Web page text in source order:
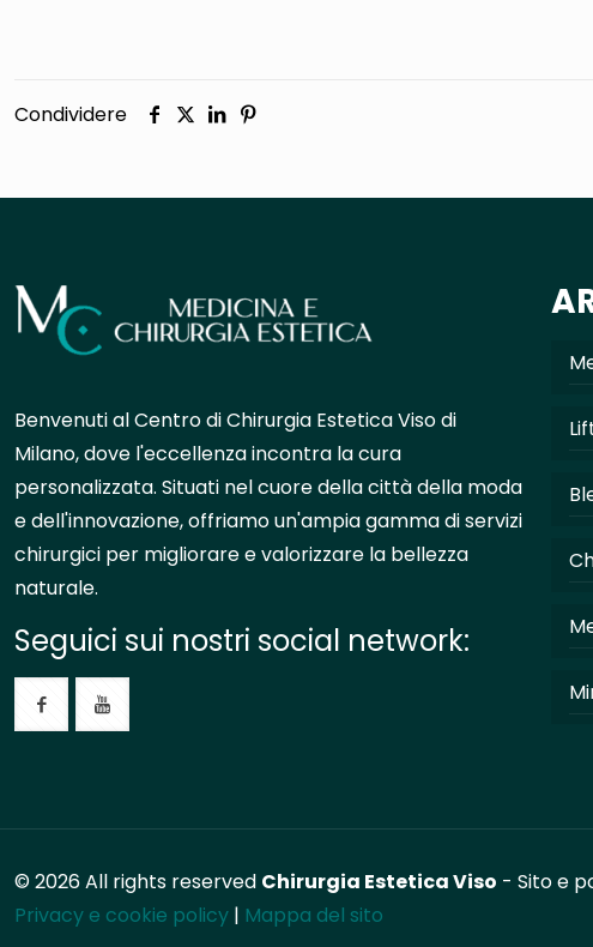
Condividere
Benvenuti al Centro di Chirurgia Estetica Viso di
Milano, dove l'eccellenza incontra la cura
personalizzata. Situati nel cuore della città della moda
e dell'innovazione, offriamo un'ampia gamma di servizi
chirurgici per migliorare e valorizzare la bellezza
naturale.
Seguici sui nostri social network:
© 2026 All rights reserved Chirurgia Estetica Viso - Sito e
Privacy e cookie policy | Mappa del sito